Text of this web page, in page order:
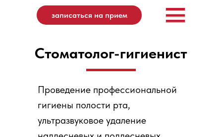
записаться на прием
Стоматолог-гигиенист
Проведение профессиональной
гигиены полости рта,
ультразвуковое удаление